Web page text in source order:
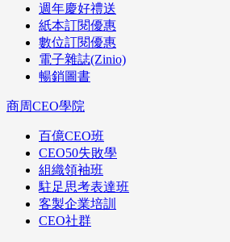
週年慶好禮送
紙本訂閱優惠
數位訂閱優惠
電子雜誌(Zinio)
暢銷圖書
商周CEO學院
百億CEO班
CEO50失敗學
組織領袖班
駐足思考表達班
客製企業培訓
CEO社群